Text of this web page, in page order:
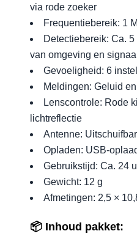
via rode zoeker
Frequentiebereik: 1
Detectiebereik: Ca.
van omgeving en
Gevoeligheid: 6
Meldingen: Geluid
Lenscontrole: Rode
lichtreflectie
Antenne:
Opladen: USB-
Gebruikstijd: Ca. 24
Gewicht: 12 g
Afmetingen: 2,5 ×
📦 Inhoud pakket: